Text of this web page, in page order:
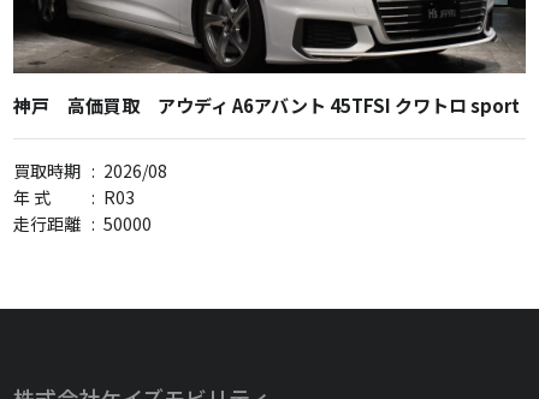
神戸 高価買取 アウディ A6アバント 45TFSI クワトロ sport
買取時期 : 2026/08
年 式
: R03
走行距離 : 50000